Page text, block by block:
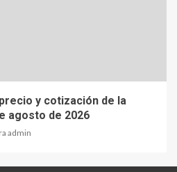
y cotización de la
agosto de 2026
admin